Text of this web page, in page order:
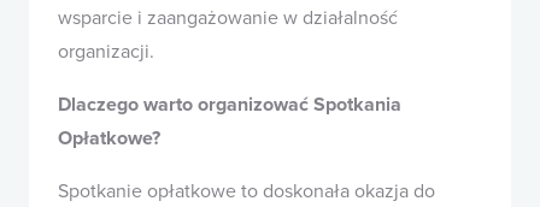
wsparcie i zaangażowanie w działalność
organizacji.
Dlaczego warto organizować Spotkania
Opłatkowe?
Spotkanie opłatkowe to doskonała okazja do